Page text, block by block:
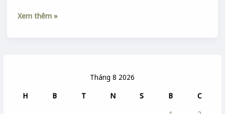
Tháng 8 2026
H
B T N S B
C
Xem thêm »